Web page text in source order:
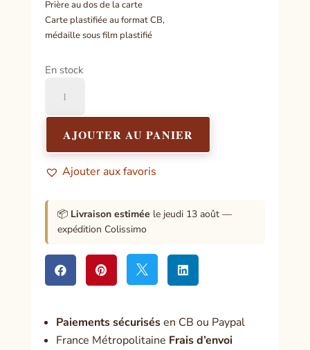
Prière au dos de la carte
Carte plastifiée au format CB,
médaille sous film plastifié
En stock
Médaille
Amour
AJOUTER AU PANIER
Ajouter aux favoris
📦 Livraison estimée le jeudi 13 août —
expédition Colissimo
   
Paiements sécurisésen CB ou Paypal
France Métropolitaine Frais d’envoi